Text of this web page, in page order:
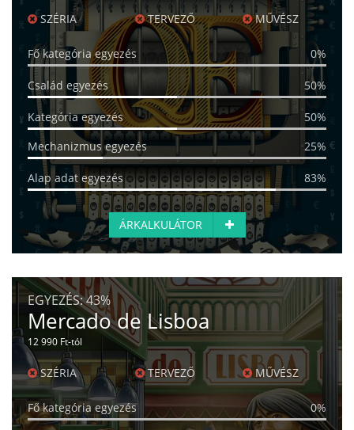
SZÉRIA TERVEZŐ MŰVÉSZ
Fő kategória egyezés 0%
Család egyezés 50%
Kategória egyezés
50%
Mechanizmus egyezés
25%
Alap adat egyezés 83%
ÁRKALKULÁTOR
EGYEZÉS:43%
Mercado de Lisboa
12 990 Ft-tól
SZÉRIA TERVEZŐ MŰVÉSZ
Fő kategória egyezés 0%